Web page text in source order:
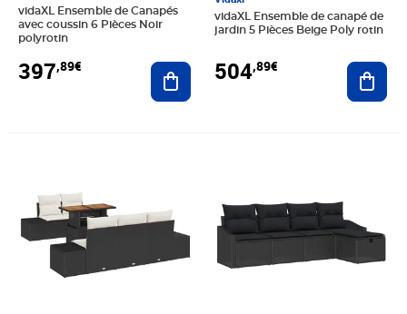
vidaXL Ensemble de Canapés
avec coussin 6 Pièces Noir
polyrotin
397,89€ Ajouter au panier
vidaXL Ensemble de canapé de
jardin 5 Pièces Beige Poly rotin
504,89€